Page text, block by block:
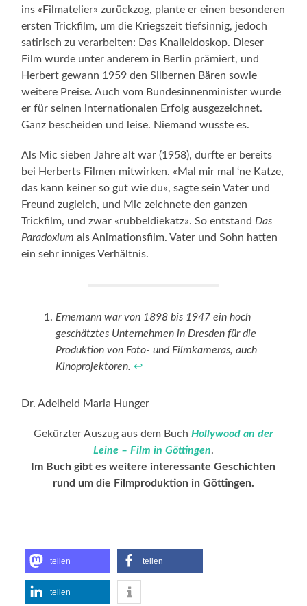
ins «Filmatelier» zurückzog, plante er einen besonderen
ersten Trickfilm, um die Kriegszeit tiefsinnig, jedoch
satirisch zu verarbeiten: Das Knalleidoskop. Dieser
Film wurde unter anderem in Berlin prämiert, und
Herbert gewann 1959 den Silbernen Bären sowie
weitere Preise. Auch vom Bundesinnenminister wurde
er für seinen internationalen Erfolg ausgezeichnet.
Ganz bescheiden und leise. Niemand wusste es.
Als Mic sieben Jahre alt war (1958), durfte er bereits
bei Herberts Filmen mitwirken. «Mal mir mal ‘ne Katze,
das kann keiner so gut wie du», sagte sein Vater und
Freund zugleich, und Mic zeichnete den ganzen
Trickfilm, und zwar «rubbeldiekatz». So entstand Das
Paradoxium als Animationsfilm. Vater und Sohn hatten
ein sehr inniges Verhältnis.
Ernemann war von 1898 bis 1947 ein hoch
geschätztes Unternehmen in Dresden für die
Produktion von Foto- und Filmkameras, auch
Kinoprojektoren. ↩︎
Dr. Adelheid Maria Hunger
Gekürzter Auszug aus dem Buch Hollywood an der
Leine – Film in Göttingen.
Im Buch gibt es weitere interessante Geschichten
rund um die Filmproduktion in Göttingen.
teilen teilen
teilen